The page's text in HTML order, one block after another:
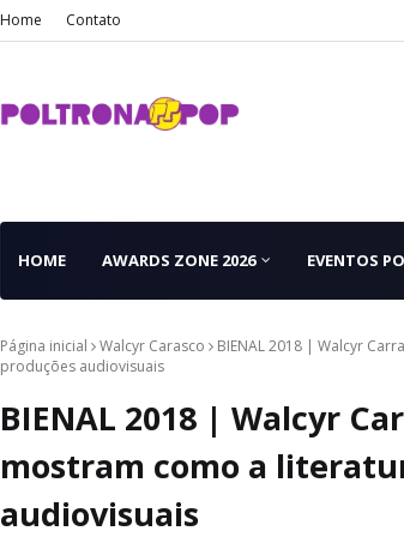
Home Contato
HOME AWARDS ZONE 2026 EVENTOS
Página inicial Walcyr Carasco
BIENAL 2018 | Walcyr
produções audiovisuais
BIENAL 2018 | Walcyr
mostram como a
audiovisuais